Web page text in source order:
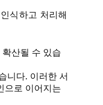
식하고 처리해
산될 수 있습
니다. 이러한 서
으로 이어지는